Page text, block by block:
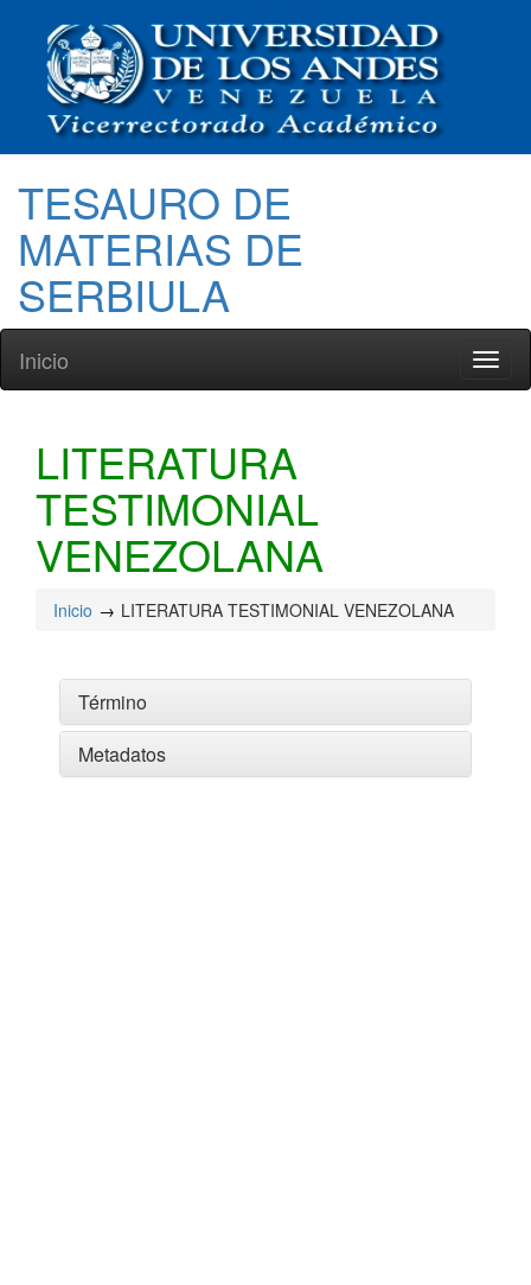
TESAURO DE
MATERIAS DE
SERBIULA
Inicio
LITERATURA
TESTIMONIAL
VENEZOLANA
Inicio LITERATURA TESTIMONIAL VENEZOLANA
Término
Metadatos